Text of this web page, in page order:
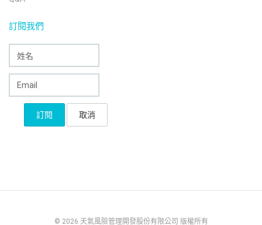
訂閱我們
© 2026 天氣風險管理開發股份有限公司 版權所有